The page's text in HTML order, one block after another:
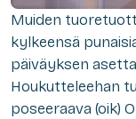
Muiden
kylkeensä
päiväyksen
Houkutteleehan
poseeraava (oik)